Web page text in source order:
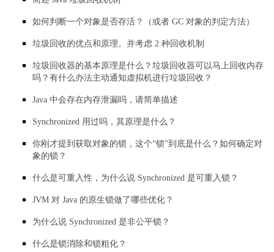
如何判断一个对象是否存活？（或者 GC 对象的判定方法）
垃圾回收的优点和原理。并考虑 2 种回收机制
垃圾回收器的基本原理是什么？垃圾回收器可以马上回收内存
吗？有什么办法主动通知虚拟机进行垃圾回收？
Java 中会存在内存泄漏吗，请简单描述
Synchronized 用过吗，其原理是什么？
你刚才提到获取对象的锁，这个“锁”到底是什么？如何确定对
象的锁？
什么是可重入性，为什么说 Synchronized 是可重入锁？
JVM 对 Java 的原生锁做了哪些优化？
为什么说 Synchronized 是非公平锁？
什么是锁消除和锁粗化？